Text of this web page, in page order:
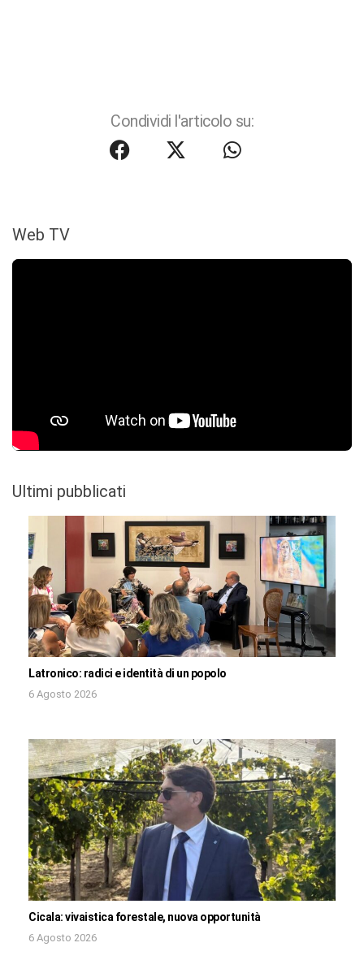
Condividi l'articolo su:
Web TV
Ultimi pubblicati
Latronico: radici e identità di un popolo
6 Agosto 2026
Cicala: vivaistica forestale, nuova opportunità
6 Agosto 2026